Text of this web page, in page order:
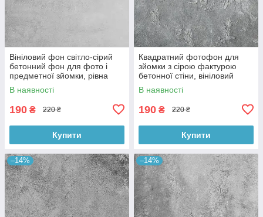
Вініловий фон світло-сірий
бетонний фон для фото і
предметної зйомки, рівна
текстура, 60x60 см, №550674
В наявності
190 ₴ 220 ₴
Купити
Квадратний фотофон для
зйомки з сірою фактурою
бетонної стіни, вініловий
60x60 см , №550152
В наявності
190 ₴ 220 ₴
Купити
–14% –14%